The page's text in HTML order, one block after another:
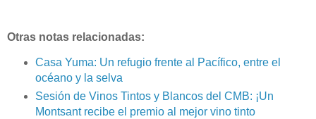
Otras notas relacionadas:
Casa Yuma: Un refugio frente al Pacífico, entre el
océano y la selva
Sesión de Vinos Tintos y Blancos del CMB: ¡Un
Montsant recibe el premio al mejor vino tinto